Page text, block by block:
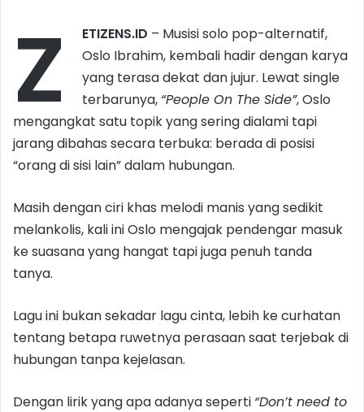
Z ETIZENS.ID – Musisi solo pop-alternatif,
Oslo Ibrahim, kembali hadir dengan karya
yang terasa dekat dan jujur. Lewat single
terbarunya, “People On The Side”, Oslo
mengangkat satu topik yang sering dialami tapi
jarang dibahas secara terbuka: berada di posisi
“orang di sisi lain” dalam hubungan.
Masih dengan ciri khas melodi manis yang sedikit
melankolis, kali ini Oslo mengajak pendengar masuk
ke suasana yang hangat tapi juga penuh tanda
tanya.
Lagu ini bukan sekadar lagu cinta, lebih ke curhatan
tentang betapa ruwetnya perasaan saat terjebak di
hubungan tanpa kejelasan.
Dengan lirik yang apa adanya seperti “Don’t need to